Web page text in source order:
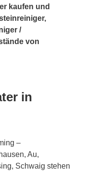
kaufen und
/
von
in
–
Au,
Schwaig stehen